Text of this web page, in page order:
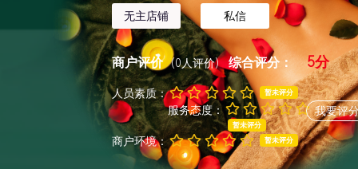
无主店铺 私信
商户评价 (0人评价)综合评分： 5分
人员素质： 暂未评分
服务态度：
暂未评分
商户环境： 暂未评分
我要评